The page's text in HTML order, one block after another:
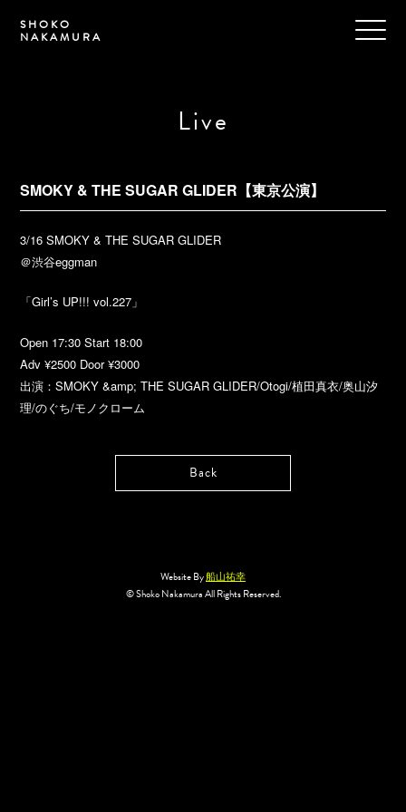
SHOKO
NAKAMURA
Live
SMOKY & THE SUGAR GLIDER【東京公演】
3/16 SMOKY & THE SUGAR GLIDER
＠渋谷eggman
「Girl’s UP!!! vol.227」
Open 17:30 Start 18:00
Adv ¥2500 Door ¥3000
出演：SMOKY &amp; THE SUGAR GLIDER/Otogi/植田真衣/奥山汐
理/のぐち/モノクローム
Back
Website By船山祐幸
© Shoko Nakamura All Rights Reserved.